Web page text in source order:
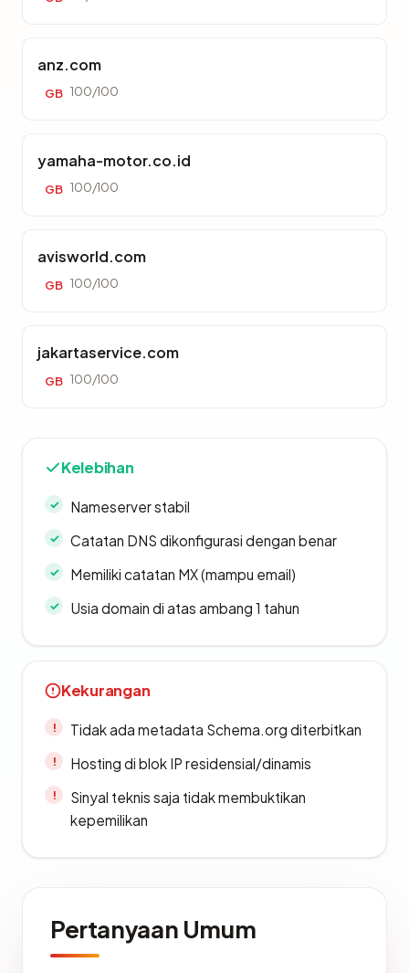
anz.com
GB 100/100
yamaha-motor.co.id
GB 100/100
avisworld.com
GB 100/100
jakartaservice.com
GB 100/100
Kelebihan
Nameserver stabil
Catatan DNS dikonfigurasi dengan benar
Memiliki catatan MX (mampu email)
Usia domain di atas ambang 1 tahun
Kekurangan
Tidak ada metadata Schema.org diterbitkan
Hosting di blok IP residensial/dinamis
Sinyal teknis saja tidak membuktikan
kepemilikan
Pertanyaan Umum